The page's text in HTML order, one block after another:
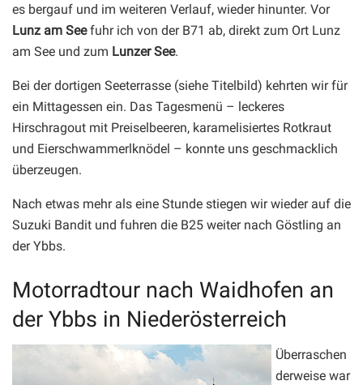
es bergauf und im weiteren Verlauf, wieder hinunter. Vor
Lunz am Seefuhr ich von der B71 ab, direkt zum Ort Lunz
am See und zum Lunzer See.
Bei der dortigen Seeterrasse (siehe Titelbild) kehrten wir für
ein Mittagessen ein. Das Tagesmenü – leckeres
Hirschragout mit Preiselbeeren, karamelisiertes Rotkraut
und Eierschwammerlknödel – konnte uns geschmacklich
überzeugen.
Nach etwas mehr als eine Stunde stiegen wir wieder auf die
Suzuki Bandit und fuhren die B25 weiter nach Göstling an
der Ybbs.
Motorradtour nach Waidhofen an
der Ybbs in Niederösterreich
Überraschen
derweise war